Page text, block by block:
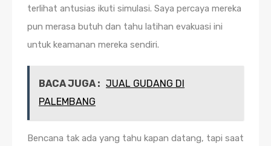
terlihat antusias ikuti simulasi. Saya percaya mereka
pun merasa butuh dan tahu latihan evakuasi ini
untuk keamanan mereka sendiri.
BACA JUGA : JUAL GUDANG DI
PALEMBANG
Bencana tak ada yang tahu kapan datang, tapi saat